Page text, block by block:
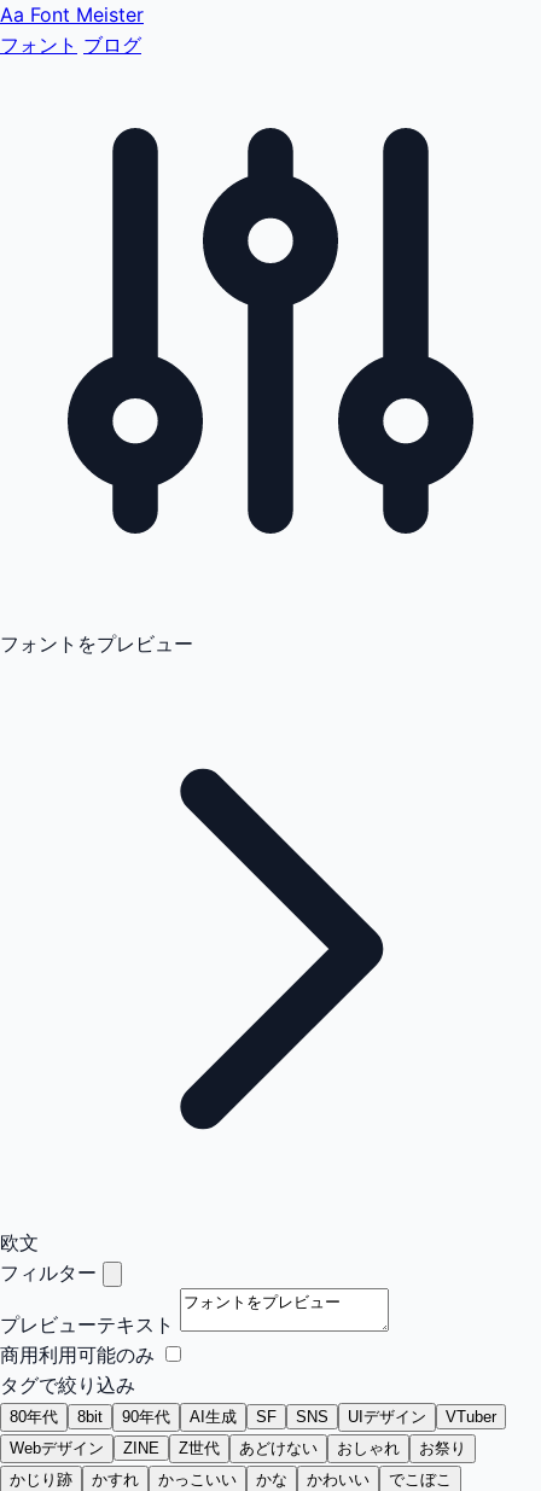
Aa Font Meister
フォント ブログ
フォントをプレビュー
欧文
フィルター
プレビューテキスト
商用利用可能のみ
タグで絞り込み
80年代 8bit 90年代 AI生成 SF SNS UIデザイン
VTuber
Webデザイン
ZINE Z世代 あどけない おしゃれ
お祭り
かじり跡
かすれ かっこいい かな かわいい
でこぼこ